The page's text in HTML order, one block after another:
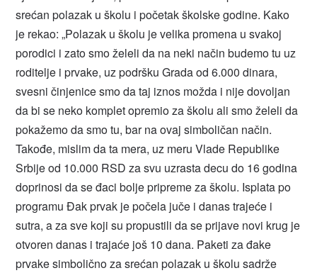
srećan polazak u školu i početak školske godine. Kako
je rekao: „Polazak u školu je velika promena u svakoj
porodici i zato smo želeli da na neki način budemo tu uz
roditelje i prvake, uz podršku Grada od 6.000 dinara,
svesni činjenice smo da taj iznos možda i nije dovoljan
da bi se neko komplet opremio za školu ali smo želeli da
pokažemo da smo tu, bar na ovaj simboličan način.
Takođe, mislim da ta mera, uz meru Vlade Republike
Srbije od 10.000 RSD za svu uzrasta decu do 16 godina
doprinosi da se đaci bolje pripreme za školu. Isplata po
programu Đak prvak je počela juče i danas trajeće i
sutra, a za sve koji su propustili da se prijave novi krug je
otvoren danas i trajaće još 10 dana. Paketi za đake
prvake simbolično za srećan polazak u školu sadrže